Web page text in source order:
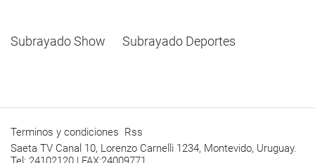
Subrayado Show Subrayado Deportes
Terminos y condiciones Rss
Saeta TV Canal 10, Lorenzo Carnelli 1234, Montevido, Uruguay.